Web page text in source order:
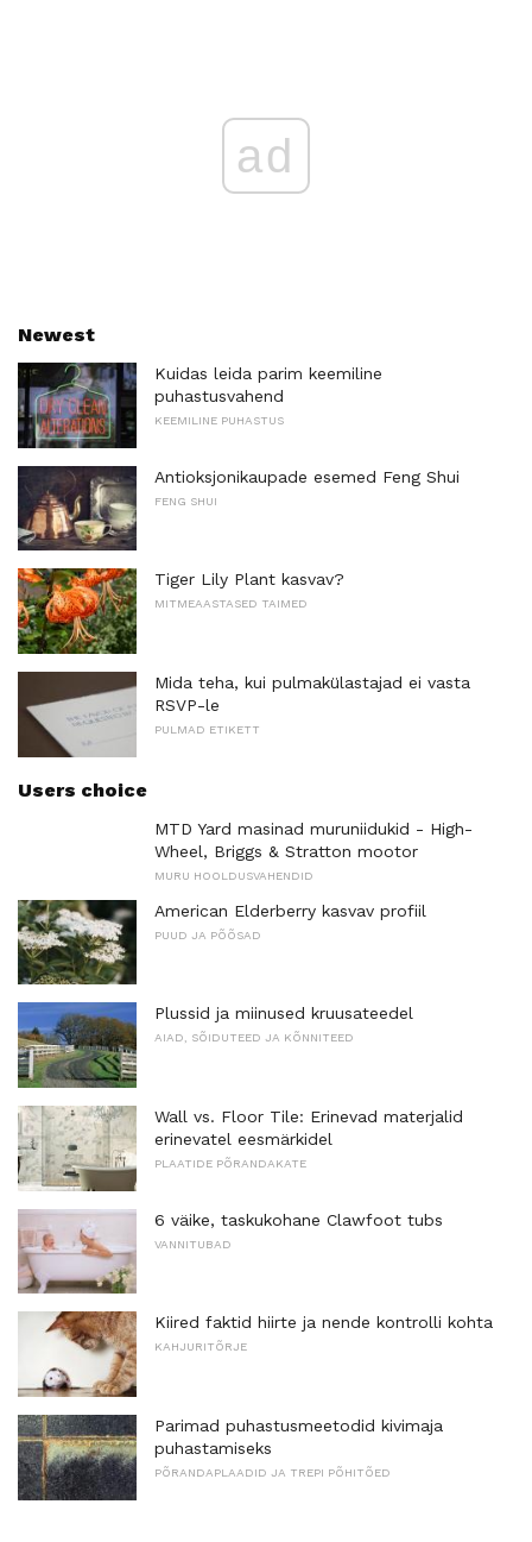
ad
Newest
Kuidas leida parim keemiline
puhastusvahend
KEEMILINE PUHASTUS
Antioksjonikaupade esemed Feng Shui
FENG SHUI
Tiger Lily Plant kasvav?
MITMEAASTASED TAIMED
Mida teha, kui pulmakülastajad ei vasta
RSVP-le
PULMAD ETIKETT
Users choice
MTD Yard masinad muruniidukid - High-
Wheel, Briggs & Stratton mootor
MURU HOOLDUSVAHENDID
American Elderberry kasvav profiil
PUUD JA PÕÕSAD
Plussid ja miinused kruusateedel
AIAD, SÕIDUTEED JA KÕNNITEED
Wall vs. Floor Tile: Erinevad materjalid
erinevatel eesmärkidel
PLAATIDE PÕRANDAKATE
6 väike, taskukohane Clawfoot tubs
VANNITUBAD
Kiired faktid hiirte ja nende kontrolli kohta
KAHJURITÕRJE
Parimad puhastusmeetodid kivimaja
puhastamiseks
PÕRANDAPLAADID JA TREPI PÕHITÕED